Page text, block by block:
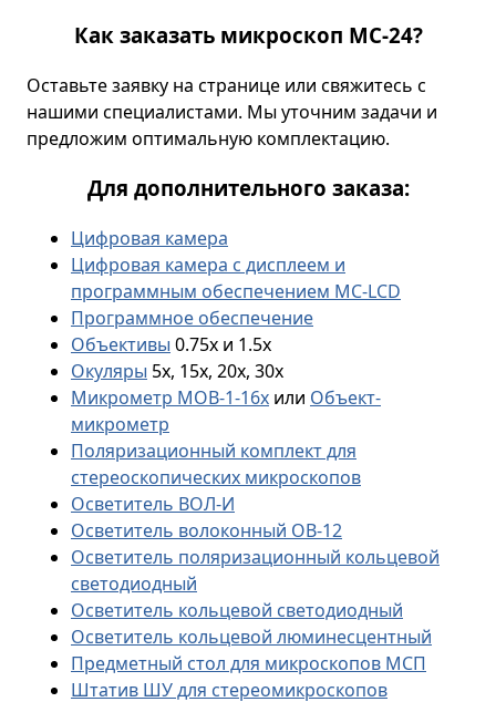
Как заказать микроскоп МС-24?
Оставьте заявку на странице или свяжитесь с
нашими специалистами. Мы уточним задачи и
предложим оптимальную комплектацию.
Для дополнительного заказа:
Цифровая камера
Цифровая камера с дисплеем и
программным обеспечением MC-LCD
Программное обеспечение
Объективы 0.75х и 1.5х
Окуляры 5х, 15х, 20х, 30х
Микрометр МОВ-1-16х или Объект-
микрометр
Поляризационный комплект для
стереоскопических микроскопов
Осветитель ВОЛ-И
Осветитель волоконный ОВ-12
Осветитель поляризационный кольцевой
светодиодный
Осветитель кольцевой светодиодный
Осветитель кольцевой люминесцентный
Предметный стол для микроскопов МСП
Штатив ШУ для стереомикроскопов